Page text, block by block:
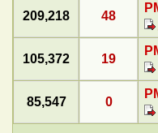
48
209,218
19
105,372
0
85,547